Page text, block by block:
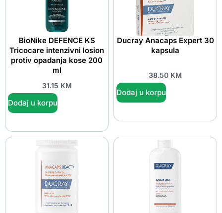
BioNike DEFENCE KS
Tricocare intenzivni losion
protiv opadanja kose 200
ml
31.15 KM
Dodaj u korpu
Ducray Anacaps Expert 30
kapsula
38.50 KM
Dodaj u korpu